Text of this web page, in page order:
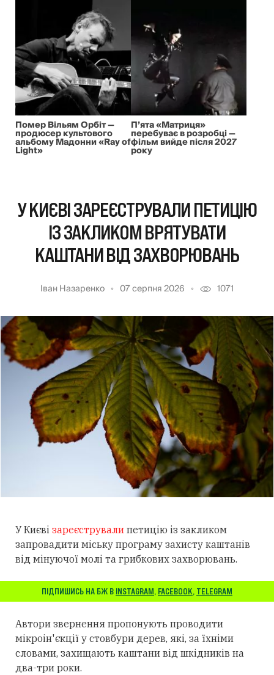
Помер Вільям Орбіт —
продюсер культового
альбому Мадонни «Ray of
Light»
П’ята «Матриця»
перебуває в розробці —
фільм вийде після 2027
року
У КИЄВІ ЗАРЕЄСТРУВАЛИ ПЕТИЦІЮ
ІЗ ЗАКЛИКОМ ВРЯТУВАТИ
КАШТАНИ ВІД ЗАХВОРЮВАНЬ
Іван Назаренко 07 серпня 2026 1071
У Києві зареєстрували петицію із закликом
запровадити міську програму захисту каштанів
від мінуючої молі та грибкових захворювань.
ПІДПИШИСЬ НА БЖ В INSTAGRAM, FACEBOOK, TELEGRAM
Автори звернення пропонують проводити
мікроін'єкції у стовбури дерев, які, за їхніми
словами, захищають каштани від шкідників на
два-три роки.